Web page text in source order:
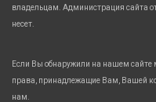
владельцам. Администрация сайта
несет.
Если Вы обнаружили на нашем
права, принадлежащие Вам, Вашей
нам.